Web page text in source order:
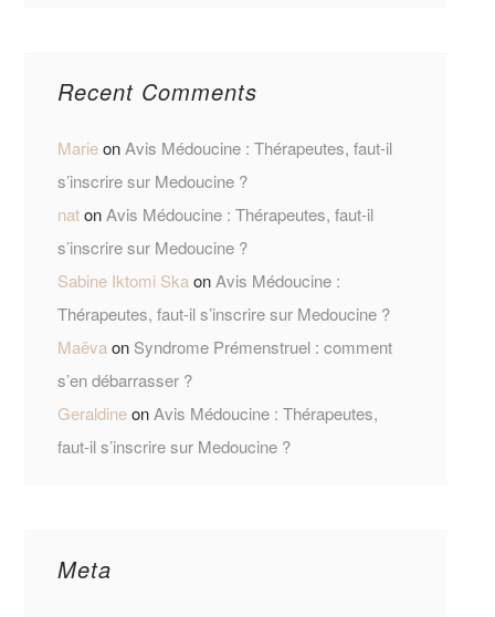
Recent Comments
MarieonAvis Médoucine : Thérapeutes, faut-il
s’inscrire sur Medoucine ?
natonAvis Médoucine : Thérapeutes, faut-il
s’inscrire sur Medoucine ?
Sabine Iktomi SkaonAvis Médoucine :
Thérapeutes, faut-il s’inscrire sur Medoucine ?
Maëvaon Syndrome Prémenstruel : comment
s’en débarrasser ?
GeraldineonAvis Médoucine : Thérapeutes,
faut-il s’inscrire sur Medoucine ?
Meta